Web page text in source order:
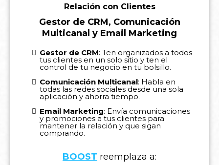
Relación con Clientes
Gestor de CRM, Comunicación
Multicanal y Email Marketing
Gestor de CRM: Ten organizados a todos
tus clientes en un solo sitio y ten el
control de tu negocio en tu bolsillo.
Comunicación Multicanal: Habla en
todas las redes sociales desde una sola
aplicación y ahorra tiempo.
Email Marketing: Envía comunicaciones
y promociones a tus clientes para
mantener la relación y que sigan
comprando.
BOOST reemplaza a: